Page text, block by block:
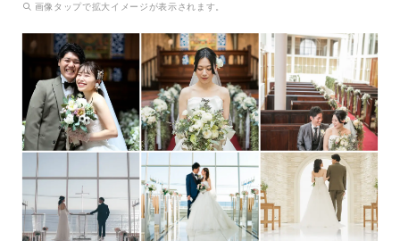
画像 タップで拡大イメージが表示されます。